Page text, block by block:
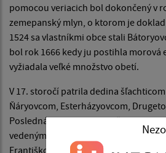
pomocou veriacich bol dokončený v
zemepanský mlyn, o ktorom je
1524 sa vlastníkmi obce stali
bol rok 1666 kedy ju postihla morová
vyžiadala veľké množstvo obetí.
V 17. storočí patrila dedina šľachticom
Ňáryovcom, Esterházyovcom,
Posledná tretina 17. storočia bola
vedeným východoslovenskými
Františkom II.Rákóczim.Povstanie sa